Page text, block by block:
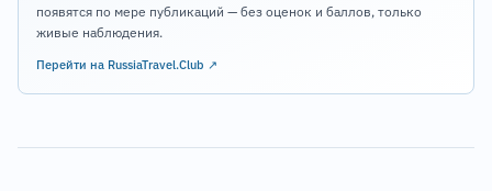
появятся по мере публикаций — без оценок и баллов, только
живые наблюдения.
Перейти на RussiaTravel.Club ↗